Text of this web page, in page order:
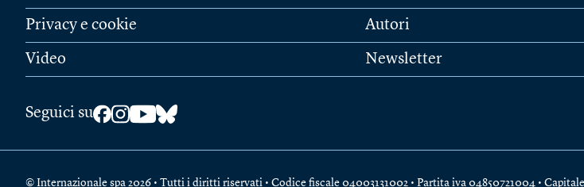
Privacy e cookie
Video
Autori
Newsletter
Seguici su
© Internazionale spa 2026 • Tutti i diritti riservati • Codice fiscale 04003131002 • Partita iva 04850721004 •